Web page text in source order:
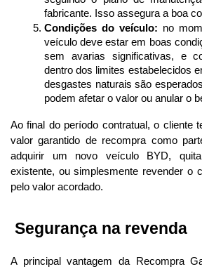
fabricante. Isso assegura a boa
Condições do veículo: no
veículo deve estar em boas
sem avarias significativas, e
dentro dos limites estabelecidos
desgastes naturais são
podem afetar o valor ou anular o
Ao final do período contratual, o cliente
valor garantido de recompra como
adquirir um novo veículo BYD,
existente, ou simplesmente revender o
pelo valor acordado.
Segurança na revenda
A principal vantagem da Recompra